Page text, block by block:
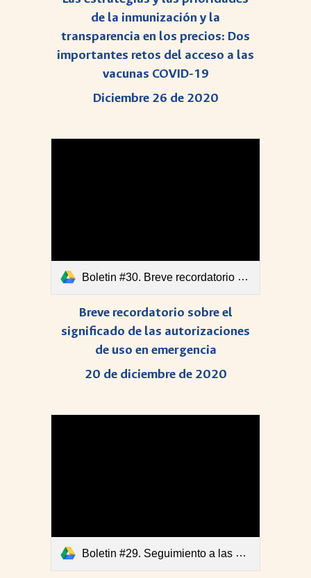
de la inmunización y la
transparencia en los precios: Dos
importantes retos del acceso a las
vacunas COVID-19
Diciembre 26 de 2020
Boletin #30. Breve recordatorio sobre el significado de las autorizaciones de uso en emergencia.pdf
Breve recordatorio sobre el
significado de las autorizaciones
de uso en emergencia
20 de diciembre de 2020
Boletin #29. Seguimiento a las decisiones regulatorias para las vacunas COVID-193.pdf